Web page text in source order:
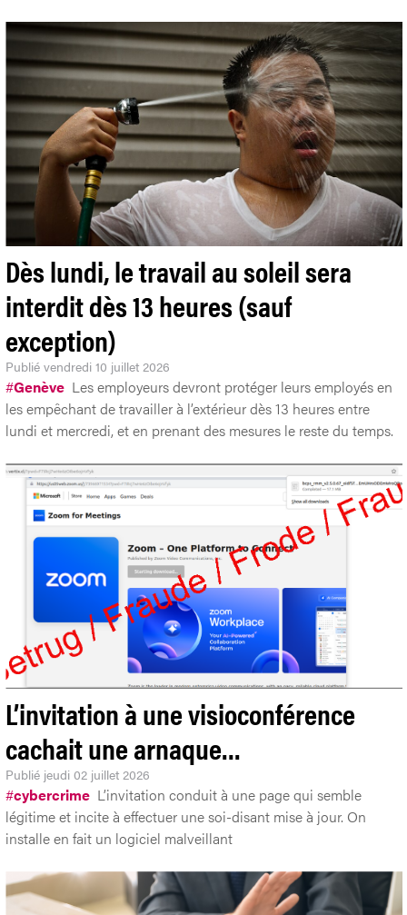
Dès lundi, le travail au soleil sera
interdit dès 13 heures (sauf
exception)
Publié vendredi 10 juillet 2026
#Genève Les employeurs devront protéger leurs employés en
les empêchant de travailler à l’extérieur dès 13 heures entre
lundi et mercredi, et en prenant des mesures le reste du temps.
L’invitation à une visioconférence
cachait une arnaque…
Publié jeudi 02 juillet 2026
#cybercrime L’invitation conduit à une page qui semble
légitime et incite à effectuer une soi-disant mise à jour. On
installe en fait un logiciel malveillant